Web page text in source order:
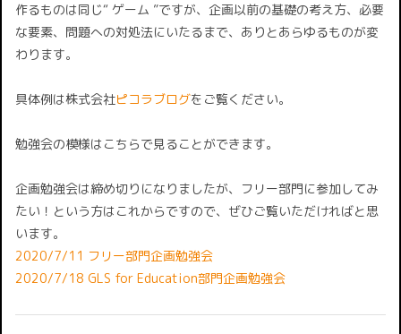
作るものは同じ“ ゲーム ”ですが、企画以前の基礎の考え方、必要
な要素、問題への対処法にいたるまで、ありとあらゆるものが変
わります。
具体例は株式会社ピコラブログをご覧ください。
勉強会の模様はこちらで見ることができます。
企画勉強会は締め切りになりましたが、フリー部門に参加してみ
たい！という方はこれからですので、ぜひご覧いただければと思
います。
2020/7/11 フリー部門企画勉強会
2020/7/18 GLS for Education部門企画勉強会